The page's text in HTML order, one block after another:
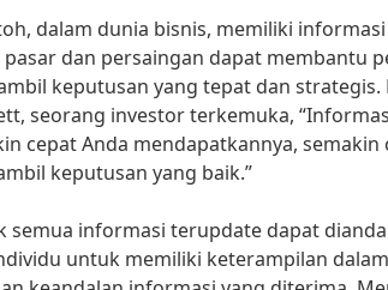
dalam dunia bisnis, memiliki
dan persaingan dapat membantu
keputusan yang tepat dan
seorang investor terkemuka,
cepat Anda mendapatkannya, semakin
keputusan yang baik.”
semua informasi terupdate dapat
untuk memiliki keterampilan